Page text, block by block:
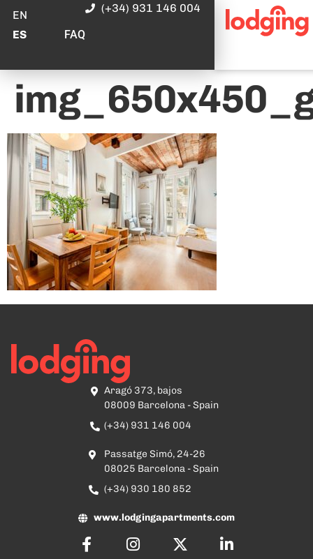
EN
ES
FAQ
(+34) 931 146 004
Aragó 373, bajos
08009 Barcelona - Spain
(+34) 931 146 004
Passatge Simó, 24-26
08025 Barcelona - Spain
(+34) 930 180 852
www.lodgingapartments.com